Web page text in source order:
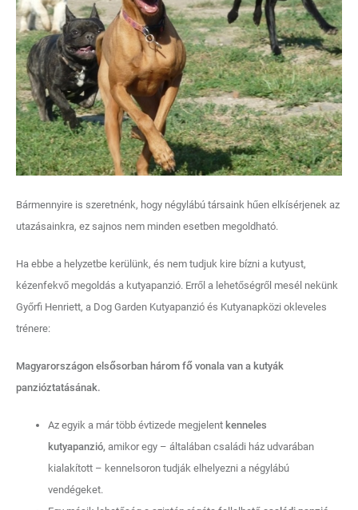
Bármennyire is szeretnénk, hogy négylábú társaink hűen elkísérjenek az
utazásainkra, ez sajnos nem minden esetben megoldható.
Ha ebbe a helyzetbe kerülünk, és nem tudjuk kire bízni a kutyust,
kézenfekvő megoldás a kutyapanzió. Erről a lehetőségről mesél nekünk
Győrfi Henriett, a Dog Garden Kutyapanzió és Kutyanapközi okleveles
trénere:
Magyarországon elsősorban három fő vonala van a kutyák
panzióztatásának.
Az egyik a már több évtizede megjelent kenneles
kutyapanzió, amikor egy – általában családi ház udvarában
kialakított – kennelsoron tudják elhelyezni a négylábú
vendégeket.